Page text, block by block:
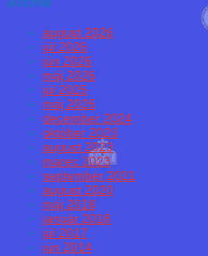
august 2026
júl 2026
jún 2026
máj 2026
júl 2025
máj 2025
december 2024
október 2023
august 2023
marec 2023
september 2021
august 2020
máj 2018
január 2018
júl 2017
jún 2014